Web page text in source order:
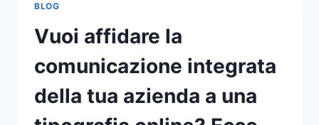
BLOG
Vuoi affidare la
comunicazione integrata
della tua azienda a una